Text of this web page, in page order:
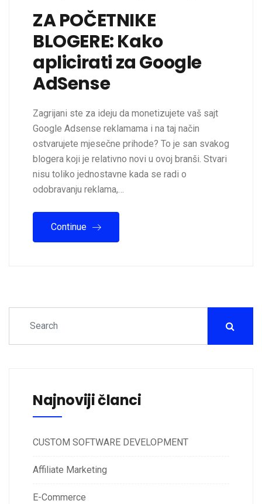
ZA POČETNIKE
BLOGERE: Kako
aplicirati za Google
AdSense
Zagrijani ste za ideju da monetizujete vaš sajt
Google Adsense reklamama i na taj način
ostvarujete mjesečne prihode? To je san svakog
blogera koji je relativno novi u ovoj branši. Stvari
nisu toliko jednostavne kada se radi o
odobravanju reklama,…
Continue
Najnoviji članci
CUSTOM SOFTWARE DEVELOPMENT
Affiliate Marketing
E-Commerce